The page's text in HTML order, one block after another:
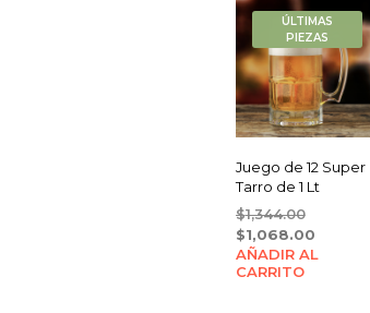
ÚLTIMAS
PIEZAS
Juego de 12 Super
Tarro de 1 Lt
$1,344.00Original
price
was:
$1,344.00.
$1,068.00Current
price
AÑADIR AL
CARRITO